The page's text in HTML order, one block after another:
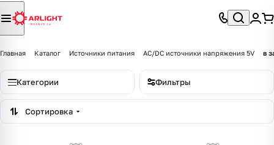
Главная Каталог Источники питания AC/DC источники напряжения 5V в
Категории Фильтры
Сортировка